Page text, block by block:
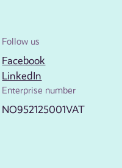
Follow us
Facebook
LinkedIn
Enterprise number
NO952125001VAT